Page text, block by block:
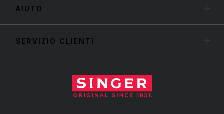
AIUTO
SERVIZIO CLIENTI